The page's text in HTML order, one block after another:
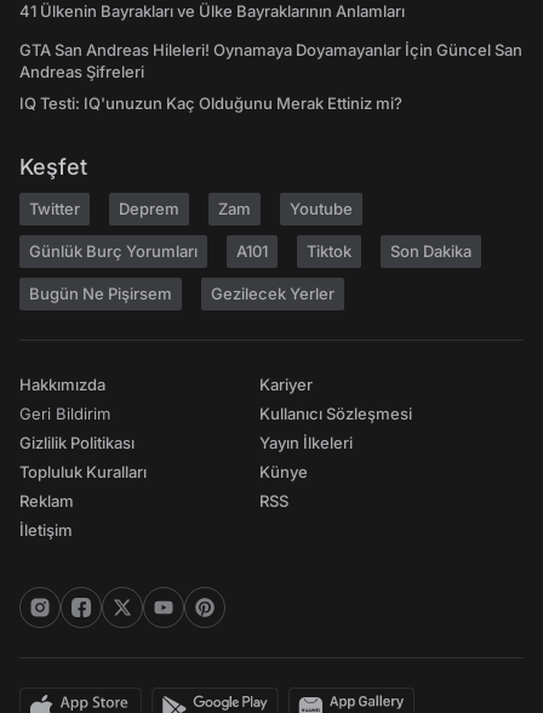
41 Ülkenin Bayrakları ve Ülke Bayraklarının Anlamları
GTA San Andreas Hileleri! Oynamaya Doyamayanlar İçin Güncel San
Andreas Şifreleri
IQ Testi: IQ'unuzun Kaç Olduğunu Merak Ettiniz mi?
Keşfet
Twitter Deprem Zam Youtube
Günlük Burç Yorumları A101 Tiktok Son Dakika
Bugün Ne Pişirsem Gezilecek Yerler
Hakkımızda
Geri Bildirim
Gizlilik Politikası
Topluluk Kuralları
Reklam
İletişim
Kariyer
Kullanıcı Sözleşmesi
Yayın İlkeleri
Künye
RSS